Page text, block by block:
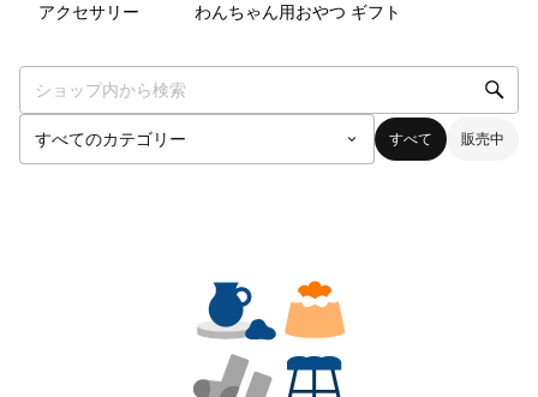
アクセサリー わんちゃん用おやつ ギフト
すべて 販売中